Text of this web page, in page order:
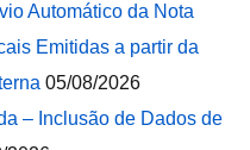
Automático da Nota
Emitidas a partir da
05/08/2026
– Inclusão de Dados de